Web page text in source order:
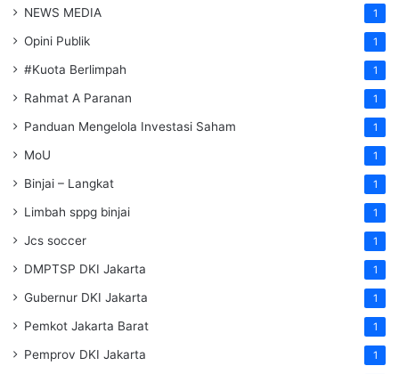
NEWS MEDIA 1
Opini Publik 1
#Kuota Berlimpah 1
Rahmat A Paranan 1
Panduan Mengelola Investasi Saham 1
MoU 1
Binjai – Langkat 1
Limbah sppg binjai 1
Jcs soccer 1
DMPTSP DKI Jakarta 1
Gubernur DKI Jakarta 1
Pemkot Jakarta Barat 1
Pemprov DKI Jakarta 1